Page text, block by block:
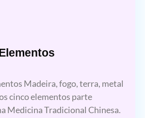
Madeira, fogo, terra, metal
cinco elementos parte
Medicina Tradicional Chinesa.